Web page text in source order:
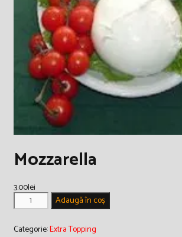
Mozzarella
3.00lei
Cantitate
Mozzarella Adaugă în coș
Categorie:Extra Topping